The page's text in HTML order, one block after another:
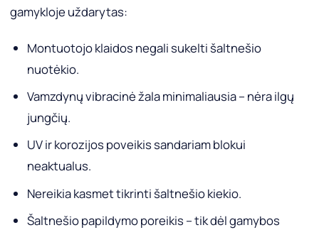
gamykloje uždarytas:
Montuotojo klaidos negali sukelti šaltnešio
nuotėkio.
Vamzdynų vibracinė žala minimaliausia – nėra ilgų
jungčių.
UV ir korozijos poveikis sandariam blokui
neaktualus.
Nereikia kasmet tikrinti šaltnešio kiekio.
Šaltnešio papildymo poreikis – tik dėl gamybos